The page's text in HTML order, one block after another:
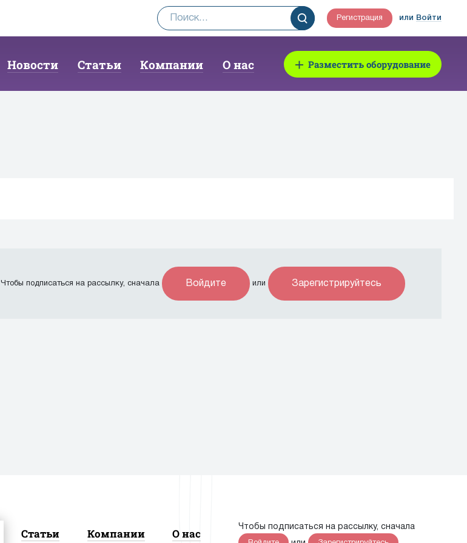
Регистрация или Войти
Новости Статьи Компании О нас Разместить оборудование
Чтобы подписаться на рассылку, сначала Войдите или Зарегистрируйтесь
Статьи Компании О нас Чтобы подписаться на рассылку, сначала